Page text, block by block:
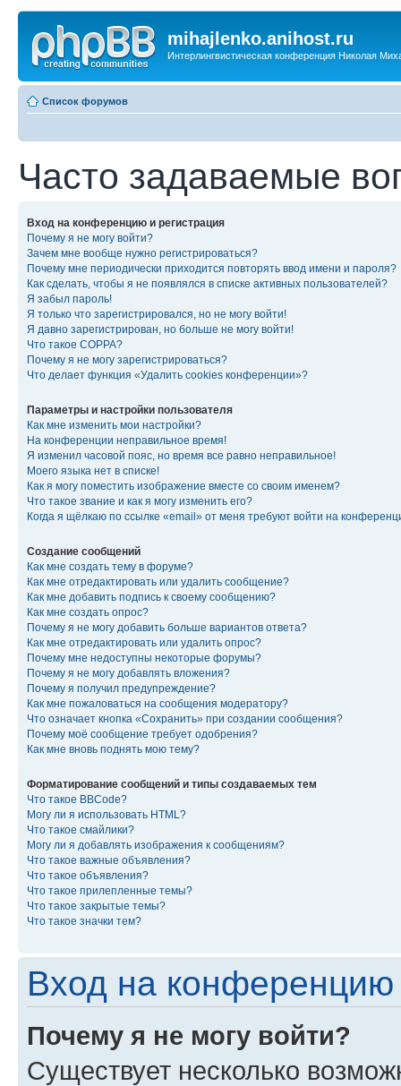
mihajlenko.anihost.ru
Интерлингвистическая конференция Николая
Список форумов
Часто задаваемые
Вход на конференцию и регистрация
Почему я не могу войти?
Зачем мне вообще нужно регистрироваться?
Почему мне периодически приходится повторять ввод имени и пароля?
Как сделать, чтобы я не появлялся в списке активных пользователей?
Я забыл пароль!
Я только что зарегистрировался, но не могу войти!
Я давно зарегистрирован, но больше не могу войти!
Что такое COPPA?
Почему я не могу зарегистрироваться?
Что делает функция «Удалить cookies конференции»?
Параметры и настройки пользователя
Как мне изменить мои настройки?
На конференции неправильное время!
Я изменил часовой пояс, но время все равно неправильное!
Моего языка нет в списке!
Как я могу поместить изображение вместе со своим именем?
Что такое звание и как я могу изменить его?
Когда я щёлкаю по ссылке «email» от меня требуют войти на
Создание сообщений
Как мне создать тему в форуме?
Как мне отредактировать или удалить сообщение?
Как мне добавить подпись к своему сообщению?
Как мне создать опрос?
Почему я не могу добавить больше вариантов ответа?
Как мне отредактировать или удалить опрос?
Почему мне недоступны некоторые форумы?
Почему я не могу добавлять вложения?
Почему я получил предупреждение?
Как мне пожаловаться на сообщения модератору?
Что означает кнопка «Сохранить» при создании сообщения?
Почему моё сообщение требует одобрения?
Как мне вновь поднять мою тему?
Форматирование сообщений и типы создаваемых тем
Что такое BBCode?
Могу ли я использовать HTML?
Что такое смайлики?
Могу ли я добавлять изображения к сообщениям?
Что такое важные объявления?
Что такое объявления?
Что такое прилепленные темы?
Что такое закрытые темы?
Что такое значки тем?
Вход на конференцию
Почему я не могу войти?
Существует несколько